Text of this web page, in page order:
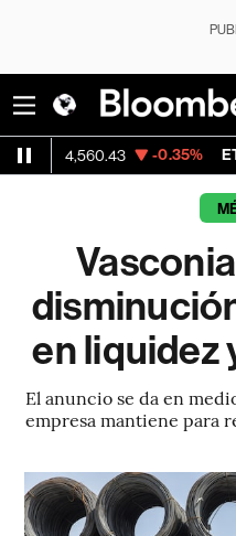
-0.35% ETH/USD
en liquidez
El anuncio se da en
empresa mantiene para